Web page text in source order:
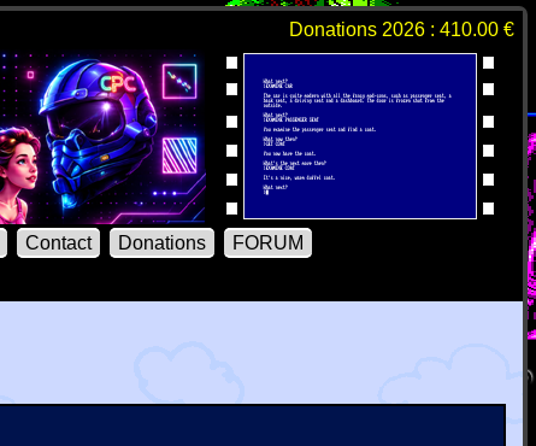
Donations 2026 : 410.00 €
Contact Donations
FORUM